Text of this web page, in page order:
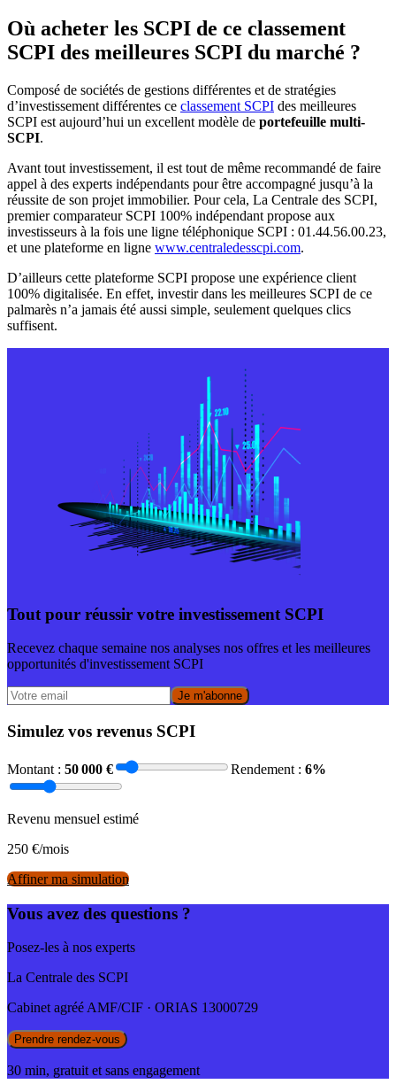
Où acheter les SCPI de ce classement
SCPI des meilleures SCPI du marché ?
Composé de sociétés de gestions différentes et de stratégies
d’investissement différentes ce classement SCPI des meilleures
SCPI est aujourd’hui un excellent modèle de portefeuille multi-
SCPI.
Avant tout investissement, il est tout de même recommandé de faire
appel à des experts indépendants pour être accompagné jusqu’à la
réussite de son projet immobilier. Pour cela, La Centrale des SCPI,
premier comparateur SCPI 100% indépendant propose aux
investisseurs à la fois une ligne téléphonique SCPI : 01.44.56.00.23,
et une plateforme en ligne www.centraledesscpi.com.
D’ailleurs cette plateforme SCPI propose une expérience client
100% digitalisée. En effet, investir dans les meilleures SCPI de ce
palmarès n’a jamais été aussi simple, seulement quelques clics
suffisent.
Tout pour réussir votre investissement SCPI
Recevez chaque semaine nos analyses nos offres et les meilleures
opportunités d'investissement SCPI
Je m'abonne
Simulez vos revenus SCPI
Montant : 50 000 € Rendement : 6%
Revenu mensuel estimé
250 €/mois
Affiner ma simulation
Vous avez des questions ?
Posez-les à nos experts
La Centrale des SCPI
Cabinet agréé AMF/CIF · ORIAS 13000729
Prendre rendez-vous
30 min, gratuit et sans engagement